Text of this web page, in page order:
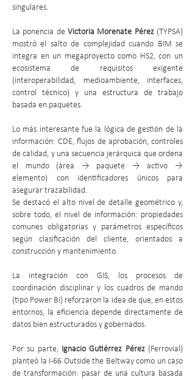
singulares.
La ponencia deVictoria Morenate Pérez (TYPSA)
mostró el salto de complejidad cuando BIM se
integra en un megaproyecto como HS2, con un
ecosistema de requisitos exigente
(interoperabilidad, medioambiente, interfaces,
control técnico) y una estructura de trabajo
basada en paquetes.
Lo más interesante fue la lógica de gestión de la
información: CDE, flujos de aprobación, controles
de calidad, y una secuencia jerárquica que ordena
el mundo (área → paquete → activo →
elemento) con identificadores únicos para
asegurar trazabilidad.
Se destacó el alto nivel de detalle geométrico y,
sobre todo, el nivel de información: propiedades
comunes obligatorias y parámetros específicos
según clasificación del cliente, orientados a
construcción y mantenimiento.
La integración con GIS, los procesos de
coordinación disciplinar y los cuadros de mando
(tipo Power BI) reforzaron la idea de que, en estos
entornos, la eficiencia depende directamente de
datos bien estructurados y gobernados.
Por su parte, Ignacio Gutiérrez Pérez(Ferrovial)
planteó la I-66 Outside the Beltway como un caso
de transformación: pasar de una cultura basada